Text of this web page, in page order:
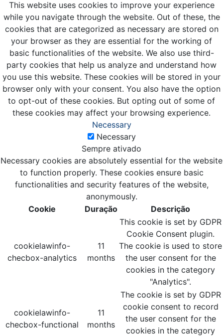
This website uses cookies to improve your experience
while you navigate through the website. Out of these, the
cookies that are categorized as necessary are stored on
your browser as they are essential for the working of
basic functionalities of the website. We also use third-
party cookies that help us analyze and understand how
you use this website. These cookies will be stored in your
browser only with your consent. You also have the option
to opt-out of these cookies. But opting out of some of
these cookies may affect your browsing experience.
Necessary
Necessary
Sempre ativado
Necessary cookies are absolutely essential for the website
to function properly. These cookies ensure basic
functionalities and security features of the website,
anonymously.
Cookie
Duração Descrição
cookielawinfo-
checbox-analytics
11
months
This cookie is set by GDPR
Cookie Consent plugin.
The cookie is used to store
the user consent for the
cookies in the category
"Analytics".
cookielawinfo-
checbox-functional
11
months
The cookie is set by GDPR
cookie consent to record
the user consent for the
cookies in the category